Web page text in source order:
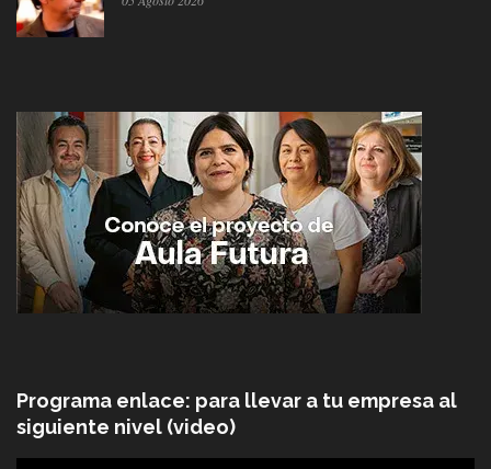
Programa enlace: para llevar a tu empresa al
siguiente nivel (video)